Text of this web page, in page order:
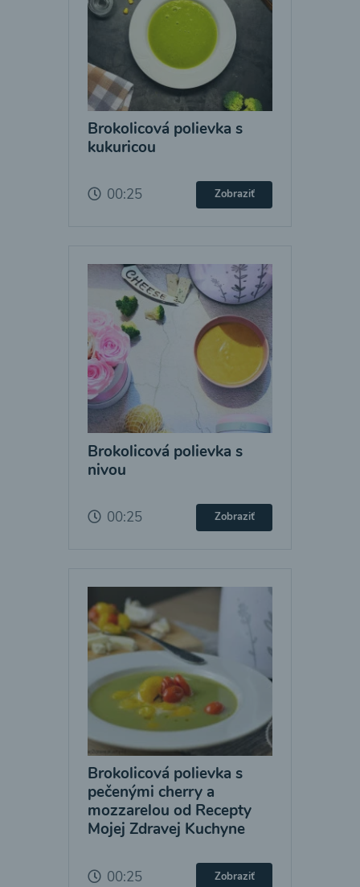
Brokolicová polievka s
kukuricou
00:25 Zobraziť
Brokolicová polievka s
nivou
00:25 Zobraziť
Brokolicová polievka s
pečenými cherry a
mozzarelou od Recepty
Mojej Zdravej Kuchyne
00:25 Zobraziť